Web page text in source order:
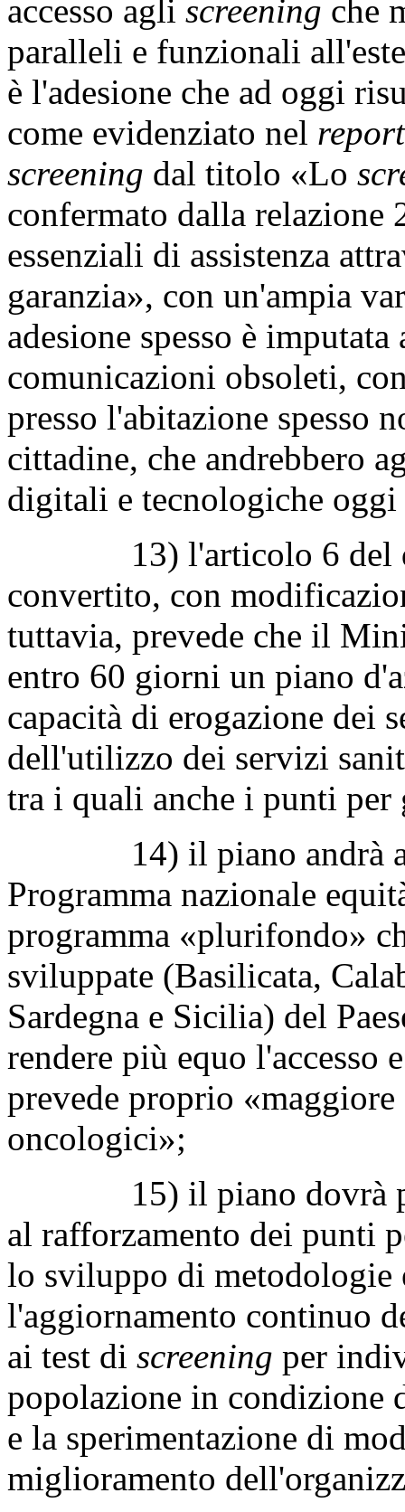
accesso agli screening che
paralleli e funzionali
è l'adesione che ad oggi
come evidenziato nel report
screening dal titolo «Lo
confermato dalla
essenziali di assistenza
garanzia», con un'ampia
adesione spesso è
comunicazioni obsoleti,
presso l'abitazione spesso
cittadine, che andrebbero
digitali e tecnologiche
13) l'articolo 6 del
convertito, con
tuttavia, prevede che il
entro 60 giorni un piano
capacità di erogazione dei
dell'utilizzo dei servizi
tra i quali anche i punti
14) il piano andrà a
Programma nazionale
programma «plurifondo»
sviluppate (Basilicata,
Sardegna e Sicilia) del
rendere più equo l'accesso
prevede proprio
oncologici»;
15) il piano dovrà
al rafforzamento dei punti
lo sviluppo di metodologie
l'aggiornamento continuo
ai test di screening per
popolazione in condizione
e la sperimentazione di
miglioramento